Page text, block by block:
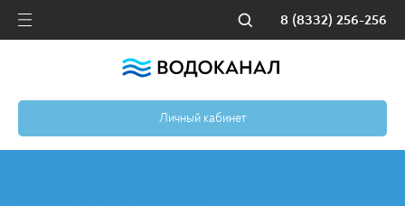
8 (8332) 256-256
Личный кабинет